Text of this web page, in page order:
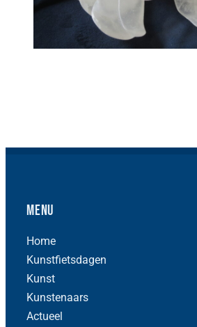
Menu
Home
Kunstfietsdagen
Kunst
Kunstenaars
Actueel